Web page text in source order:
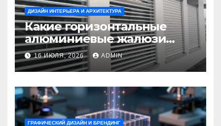
ДИЗАЙН ИНТЕРЬЕРА И АРХИТЕКТУРА
Какие горизонтальные
алюминиевые жалюзи
выбрать для окон?
16 ИЮЛЯ, 2026 ADMIN
ГРАФИЧЕСКИЙ ДИЗАЙН И БРЕНДИНГ